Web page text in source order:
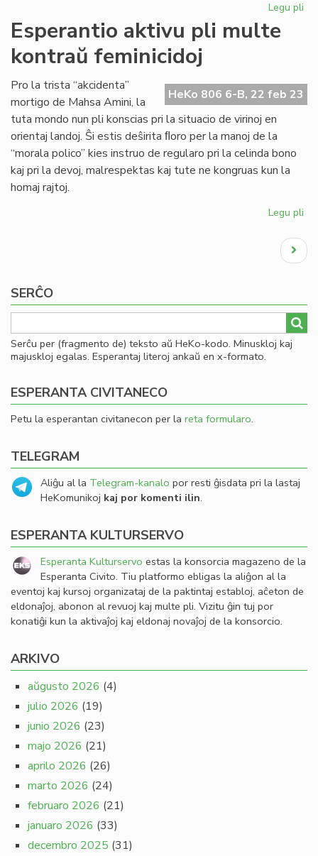
Legu pli
Esperantio aktivu pli multe
kontraŭ feminicidoj
HeKo 806 6-B, 22 feb 23
Pro la trista “akcidenta”
mortigo de Mahsa Amini, la
tuta mondo nun pli konscias pri la situacio de virinoj en
orientaj landoj. Ŝi estis deŝirita ﬂoro per la manoj de la
“morala polico” kies instruo de regularo pri la celinda bono
kaj pri la devoj, malrespektas kaj tute ne kongruas kun la
homaj rajtoj.
Legu pli
pli
Next
page
SERĈO
Serĉu per (fragmento de) teksto aŭ HeKo-kodo. Minuskloj kaj
majuskloj egalas. Esperantaj literoj ankaŭ en x-formato.
ESPERANTA CIVITANECO
Petu la esperantan civitanecon per la reta formularo.
TELEGRAM
Aliĝu al la Telegram-kanalo por resti ĝisdata pri la lastaj
HeKomunikoj kaj por komenti ilin.
ESPERANTA KULTURSERVO
Esperanta Kulturservo estas la konsorcia magazeno de la
Esperanta Civito. Tiu platformo ebligas la aliĝon al la
eventoj kaj kursoj organizataj de la paktintaj establoj, aĉeton de
eldonaĵoj, abonon al revuoj kaj multe pli. Vizitu ĝin tuj por
konatiĝi kun la aktivaĵoj kaj eldonaj novaĵoj de la konsorcio.
ARKIVO
aŭgusto 2026 (4)
julio 2026 (19)
junio 2026 (23)
majo 2026 (21)
aprilo 2026 (26)
marto 2026 (24)
februaro 2026 (21)
januaro 2026 (33)
decembro 2025 (31)